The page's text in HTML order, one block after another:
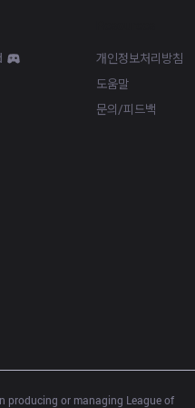
개인정보처리방침
도움말
문의/피드백
producing or managing League of